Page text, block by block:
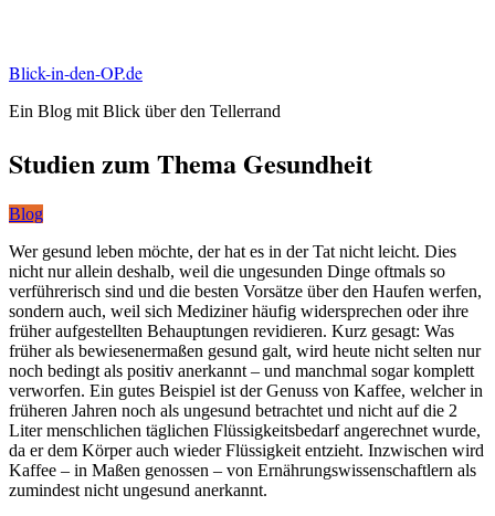
Blick-in-den-OP.de
Ein Blog mit Blick über den Tellerrand
Studien zum Thema Gesundheit
Blog
Wer gesund leben möchte, der hat es in der Tat nicht leicht. Dies
nicht nur allein deshalb, weil die ungesunden Dinge oftmals so
verführerisch sind und die besten Vorsätze über den Haufen werfen,
sondern auch, weil sich Mediziner häufig widersprechen oder ihre
früher aufgestellten Behauptungen revidieren. Kurz gesagt: Was
früher als bewiesenermaßen gesund galt, wird heute nicht selten nur
noch bedingt als positiv anerkannt – und manchmal sogar komplett
verworfen. Ein gutes Beispiel ist der Genuss von Kaffee, welcher in
früheren Jahren noch als ungesund betrachtet und nicht auf die 2
Liter menschlichen täglichen Flüssigkeitsbedarf angerechnet wurde,
da er dem Körper auch wieder Flüssigkeit entzieht. Inzwischen wird
Kaffee – in Maßen genossen – von Ernährungswissenschaftlern als
zumindest nicht ungesund anerkannt.